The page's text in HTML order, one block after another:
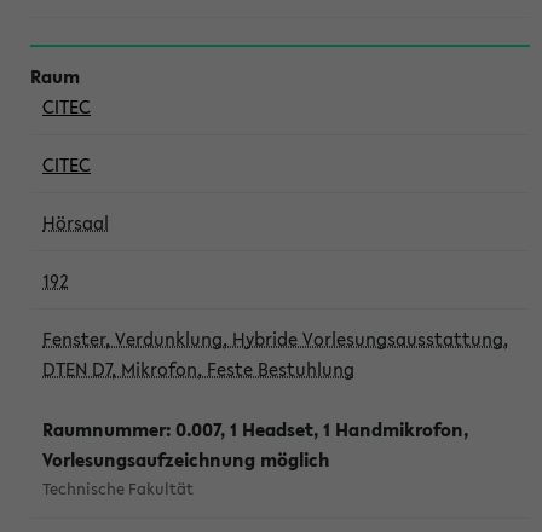
CITEC
CITEC
Hörsaal
192
Fenster, Verdunklung, Hybride Vorlesungsausstattung,
DTEN D7, Mikrofon, Feste Bestuhlung
Raumnummer: 0.007, 1 Headset, 1 Handmikrofon,
Vorlesungsaufzeichnung möglich
Technische Fakultät